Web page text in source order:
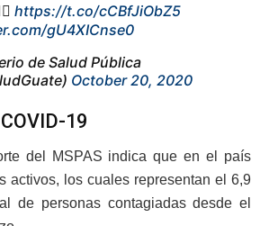
https://t.co/cCBfJiObZ5
gU4XICnse0
de Salud Pública
October 20, 2020
19
del MSPAS indica que en el país
activos, los cuales representan el 6,9
de personas contagiadas desde el